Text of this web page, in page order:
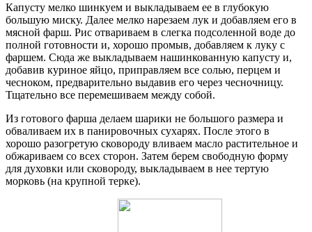
Капусту мелко шинкуем и выкладываем ее в глубокую
большую миску. Далее мелко нарезаем лук и добавляем его в
мясной фарш. Рис отвариваем в слегка подсоленной воде до
полной готовности и, хорошо промыв, добавляем к луку с
фаршем. Сюда же выкладываем нашинкованную капусту и,
добавив куриное яйцо, приправляем все солью, перцем и
чесноком, предварительно выдавив его через чесночницу.
Тщательно все перемешиваем между собой.
Из готового фарша делаем шарики не большого размера и
обваливаем их в панировочных сухарях. После этого в
хорошо разогретую сковороду вливаем масло растительное и
обжариваем со всех сторон. Затем берем свободную форму
для духовки или сковороду, выкладываем в нее тертую
морковь (на крупной терке).